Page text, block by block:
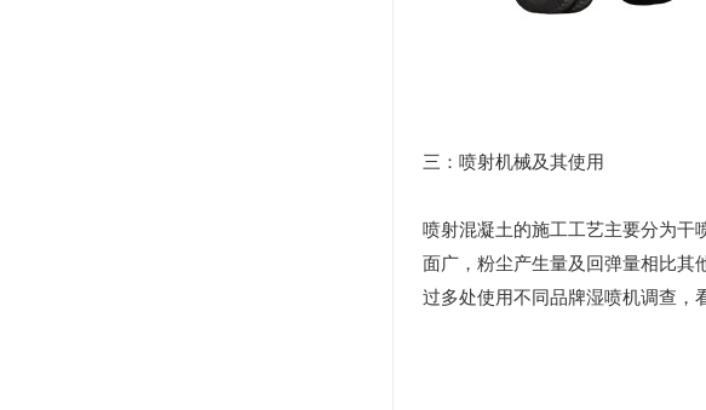
三：喷射机械及其使用
喷射混凝土的施工工艺主要分为干
面广，粉尘产生量及回弹量相比其
过多处使用不同品牌湿喷机调查，